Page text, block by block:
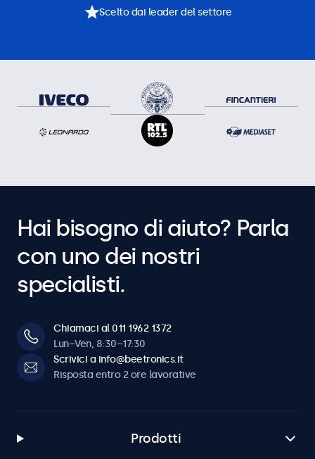
Scelto dai leader del settore
Hai bisogno di aiuto? Parla
con uno dei nostri
specialisti.
Chiamaci al 011 1962 1372
Lun–Ven, 8:30–17:30
Scrivici a info@beetronics.it
Risposta entro 2 ore lavorative
Prodotti